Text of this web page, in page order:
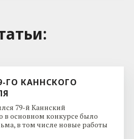
ГО КАННСКОГО
79-й Каннский
в основном конкурсе было
в том числе новые работы